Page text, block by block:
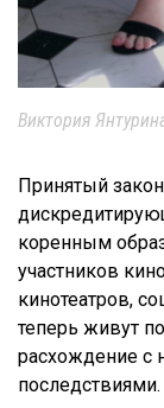
Виктория
Принятый
коренным
участников
кинотеатров,
теперь живут
расхождение с